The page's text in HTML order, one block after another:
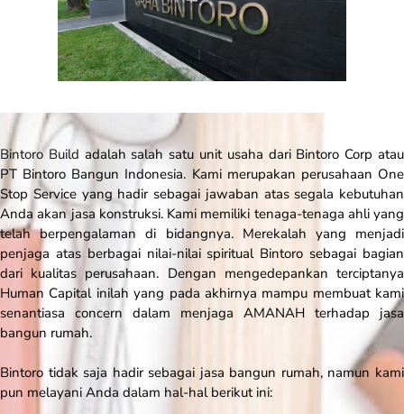
Bintoro Build adalah salah satu unit usaha dari Bintoro Corp atau
PT Bintoro Bangun Indonesia. Kami merupakan perusahaan One
Stop Serviceyang hadir sebagai jawaban atas segala kebutuhan
Anda akan jasa konstruksi. Kami memiliki tenaga-tenaga ahli yang
telah berpengalaman di bidangnya. Merekalah yang menjadi
penjaga atas berbagai nilai-nilai spiritual Bintoro sebagai bagian
dari kualitas perusahaan. Dengan mengedepankan terciptanya
Human Capital inilah yang pada akhirnya mampu membuat kami
senantiasa concern dalam menjaga AMANAH terhadap jasa
bangun rumah.
Bintoro tidak saja hadir sebagai jasa bangun rumah, namun kami
pun melayani Anda dalam hal-hal berikut ini: